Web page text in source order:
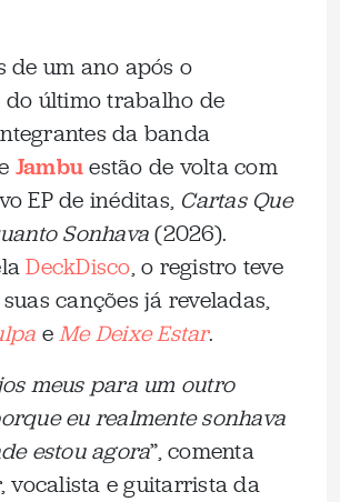
de um ano após o
do último trabalho de
da banda
Jambu estão de volta com
EP de inéditas, Cartas Que
Sonhava(2026).
DeckDisco, o registro teve
canções já reveladas,
eMe Deixe Estar.
meus para um outro
eu realmente sonhava
estou agora”, comenta
vocalista e guitarrista da